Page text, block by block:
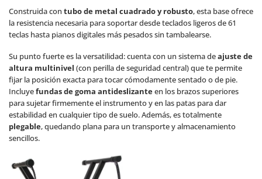
Construida con tubo de metal cuadrado y robusto, esta base ofrece
la resistencia necesaria para soportar desde teclados ligeros de 61
teclas hasta pianos digitales más pesados sin tambalearse.
Su punto fuerte es la versatilidad: cuenta con un sistema deajuste de
altura multinivel (con perilla de seguridad central) que te permite
fijar la posición exacta para tocar cómodamente sentado o de pie.
Incluyefundas de goma antideslizanteen los brazos superiores
para sujetar firmemente el instrumento y en las patas para dar
estabilidad en cualquier tipo de suelo. Además, es totalmente
plegable, quedando plana para un transporte y almacenamiento
sencillos.